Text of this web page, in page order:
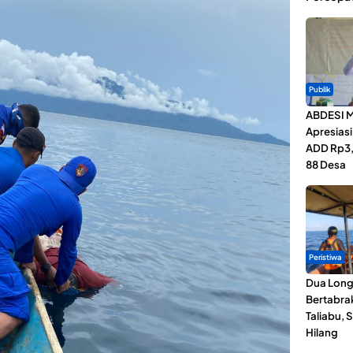
Publik
ABDESI
ADD
88 Desa
Peristiwa
Dua
Taliabu,
Hilang